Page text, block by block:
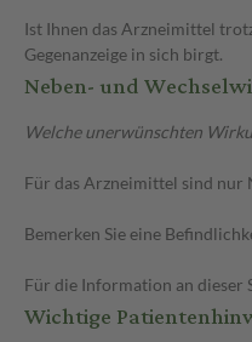
Ist Ihnen das Arzneimittel
Gegenanzeige in sich birgt.
Neben- und
Welche unerwünschten
Für das Arzneimittel sind nur
Bemerken Sie eine
Für die Information an dieser
Wichtige